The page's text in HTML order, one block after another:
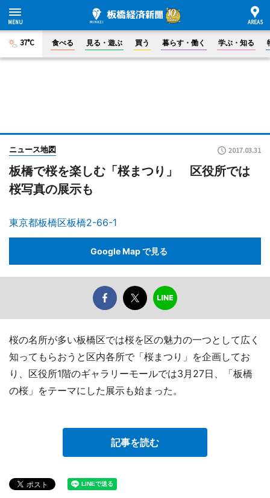
37°C 食べる 見る・遊ぶ 買う 暮らす・働く 学ぶ・知る
ニュース地図 2017.03.31
板橋で桜を楽しむ「桜まつり」 区役所では
桜写真の展示も
東京都板橋区板橋2-66-1
Google Map で見る
桜の名所が多い板橋区では桜を区の魅力の一つとして広く
知ってもらおうと区内各所で「桜まつり」を企画してお
り、区役所1階のギャラリーモールでは3月27日、「板橋
の桜」をテーマにした展示も始まった。
記事を読む